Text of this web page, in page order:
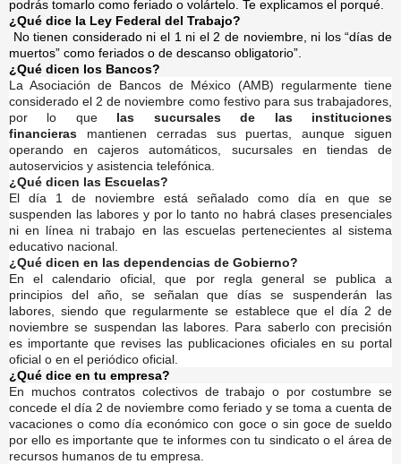
podrás tomarlo como feriado o volártelo. Te explicamos el porqué.
¿Qué dice la Ley Federal del Trabajo?
No tienen considerado ni el 1 ni el 2 de noviembre, ni los “días de
muertos” como feriados o de descanso obligatorio”.
¿Qué dicen los Bancos?
La Asociación de Bancos de México (AMB) regularmente tiene
considerado el 2 de noviembre como festivo para sus trabajadores,
por lo que las sucursales de las instituciones
financieras mantienen cerradas sus puertas, aunque siguen
operando en cajeros automáticos, sucursales en tiendas de
autoservicios y asistencia telefónica.
¿Qué dicen las Escuelas?
El día 1 de noviembre está señalado como día en que se
suspenden las labores y por lo tanto no habrá clases presenciales
ni en línea ni trabajo en las escuelas pertenecientes al sistema
educativo nacional.
¿Qué dicen en las dependencias de Gobierno?
En el calendario oficial, que por regla general se publica a
principios del año, se señalan que días se suspenderán las
labores, siendo que regularmente se establece que el día 2 de
noviembre se suspendan las labores. Para saberlo con precisión
es importante que revises las publicaciones oficiales en su portal
oficial o en el periódico oficial.
¿Qué dice en tu empresa?
En muchos contratos colectivos de trabajo o por costumbre se
concede el día 2 de noviembre como feriado y se toma a cuenta de
vacaciones o como día económico con goce o sin goce de sueldo
por ello es importante que te informes con tu sindicato o el área de
recursos humanos de tu empresa.